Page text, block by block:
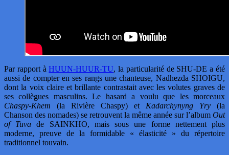
Par rapport àHUUN-HUUR-TU, la particularité de SHU-DE a été
aussi de compter en ses rangs une chanteuse, Nadhezda SHOIGU,
dont la voix claire et brillante contrastait avec les volutes graves de
ses collègues masculins. Le hasard a voulu que les morceaux
Chaspy-Khem (la Rivière Chaspy) et Kadarchynyng Yry (la
Chanson des nomades) se retrouvent la même année sur l’album Out
of Tuva de SAINKHO, mais sous une forme nettement plus
moderne, preuve de la formidable « élasticité » du répertoire
traditionnel touvain.